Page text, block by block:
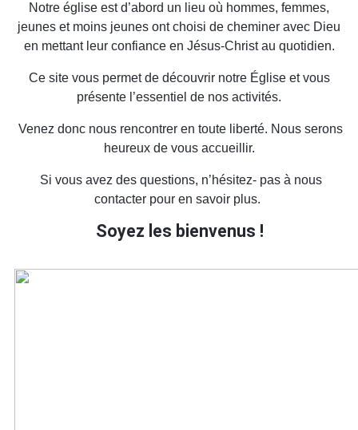
Notre église est d’abord un lieu où hommes, femmes,
jeunes et moins jeunes ont choisi de cheminer avec Dieu
en mettant leur confiance en Jésus-Christ au quotidien.
Ce site vous permet de découvrir notre Église et vous
présente l’essentiel de nos activités.
Venez donc nous rencontrer en toute liberté. Nous serons
heureux de vous accueillir.
Si vous avez des questions, n’hésitez- pas à nous
contacter pour en savoir plus.
Soyez les bienvenus !